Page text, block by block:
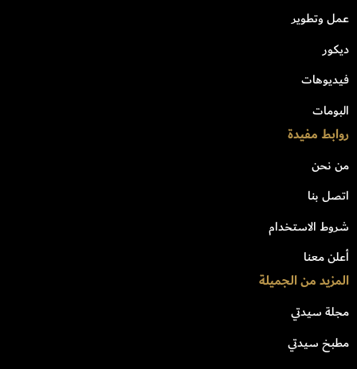
عمل وتطوير
ديكور
فيديوهات
البومات
روابط مفيدة
من نحن
اتصل بنا
شروط الاستخدام
أعلن معنا
المزيد من الجميلة
مجلة سيدتي
مطبخ سيدتي